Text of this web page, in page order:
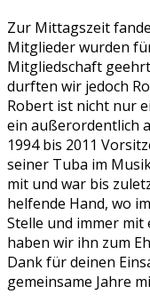
Zur Mittagszeit
Mitglieder wurden
Mitgliedschaft
durften wir jedoch
Robert ist nicht nur
ein außerordentlich
1994 bis 2011
seiner Tuba im
mit und war bis
helfende Hand, wo
Stelle und immer mit
haben wir ihn zum
Dank für deinen
gemeinsame Jahre